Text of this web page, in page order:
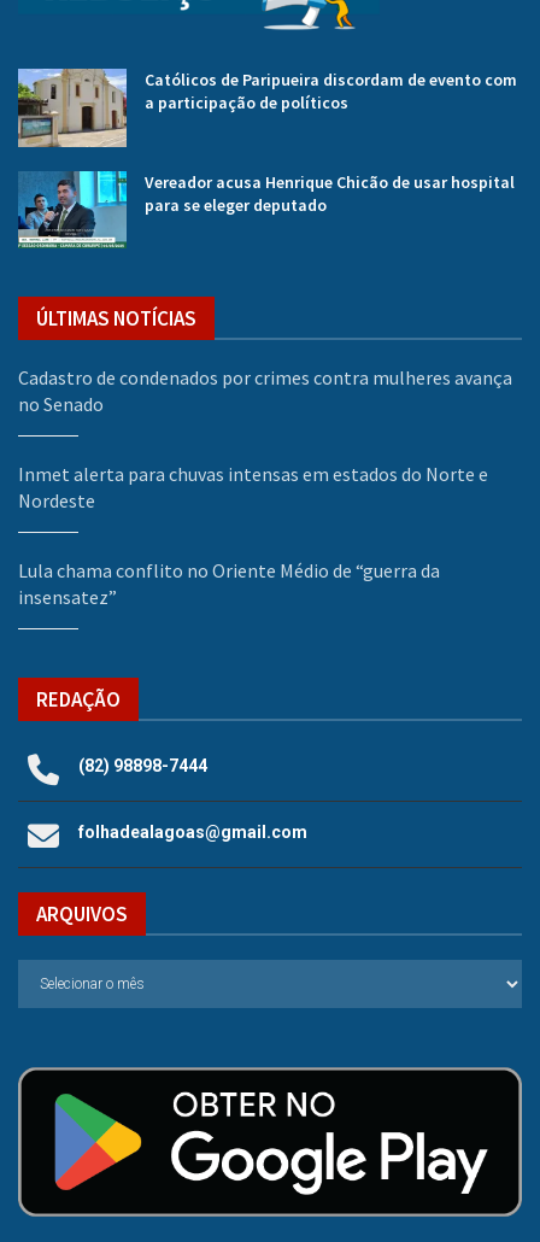
Católicos de Paripueira discordam de evento com
a participação de políticos
Vereador acusa Henrique Chicão de usar hospital
para se eleger deputado
ÚLTIMAS NOTÍCIAS
Cadastro de condenados por crimes contra mulheres avança
no Senado
Inmet alerta para chuvas intensas em estados do Norte e
Nordeste
Lula chama conflito no Oriente Médio de “guerra da
insensatez”
REDAÇÃO
(82) 98898-7444
folhadealagoas@gmail.com
ARQUIVOS